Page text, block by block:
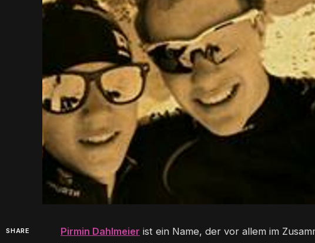
SHARE Pirmin Dahlmeier ist ein Name, der vor allem im